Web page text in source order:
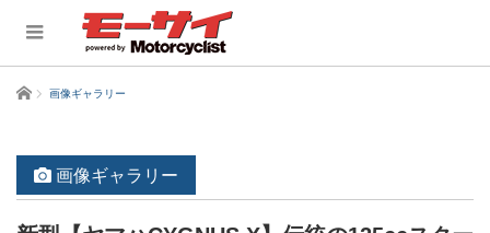
ホーム 画像ギャラリー
画像ギャラリー